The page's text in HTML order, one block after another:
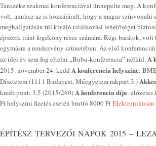
Tanszéke szakmai konferenciával ünnepelte meg. A
volt, amihez az is hozzájárult, hogy a magas színvonalú
meghallgatásán túl kiváló találkozási lehetőséget
épszerk iránt fogékony része számára. Régi barátok,
egymásra a rendezvény szünetében. Az első
az idei év sem fog eltelni „Bubu-konferencia” nélkül.A
2015. november 24. kedd A konferencia helyszíne:
Díszterem (1111 Budapest, Műegyetem rakpart 3.)
kreditpont: 3,5 (2015/260)A konferencia díja: előzetes
Ft helyszíni fizetés esetén bruttó 8000 Ft
ÉPÍTÉSZ TERVEZŐI NAPOK 2015 –